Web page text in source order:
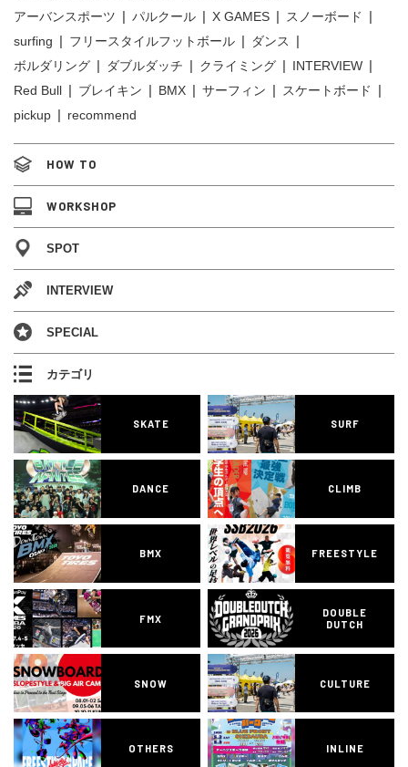
アーバンスポーツ
パルクール X GAMES
スノーボード
surfing
フリースタイルフットボール
ダンス
ボルダリング
ダブルダッチ クライミング
INTERVIEW
Red Bull
ブレイキン BMX サーフィン
スケートボード
pickup
recommend
HOW TO
WORKSHOP
SPOT
INTERVIEW
SPECIAL
カテゴリ
SKATE SURF
DANCE CLIMB
BMX FREESTYLE
FMX
DOUBLE
DUTCH
SNOW CULTURE
OTHERS INLINE